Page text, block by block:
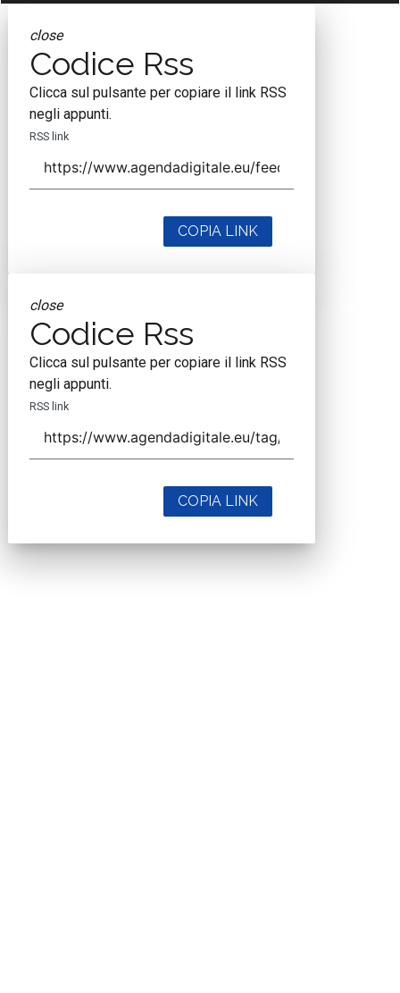
close
Codice Rss
Clicca sul pulsante per copiare il link RSS
negli appunti.
RSS link
COPIA LINK
close
Codice Rss
Clicca sul pulsante per copiare il link RSS
negli appunti.
RSS link
COPIA LINK